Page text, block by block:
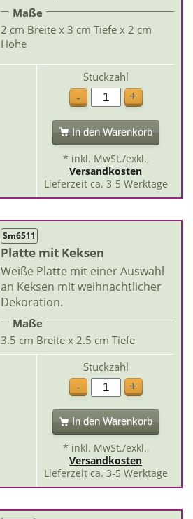
Maße
2 cm Breite x 3 cm Tiefe x 2 cm
Höhe
Stückzahl
-
+
In den Warenkorb
* inkl. MwSt./exkl.,
Versandkosten
Lieferzeit ca. 3-5 Werktage
Sm6511
Platte mit Keksen
Weiße Platte mit einer Auswahl
an Keksen mit weihnachtlicher
Dekoration.
Maße
3.5 cm Breite x 2.5 cm Tiefe
Stückzahl
-
+
In den Warenkorb
* inkl. MwSt./exkl.,
Versandkosten
Lieferzeit ca. 3-5 Werktage